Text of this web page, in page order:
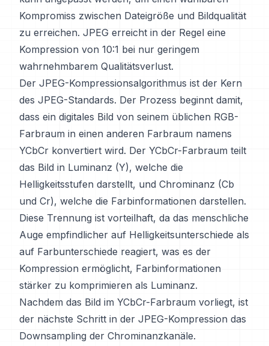
Kompromiss zwischen Dateigröße und Bildqualität
zu erreichen. JPEG erreicht in der Regel eine
Kompression von 10:1 bei nur geringem
wahrnehmbarem Qualitätsverlust.
Der JPEG-Kompressionsalgorithmus ist der Kern
des JPEG-Standards. Der Prozess beginnt damit,
dass ein digitales Bild von seinem üblichen RGB-
Farbraum in einen anderen Farbraum namens
YCbCr konvertiert wird. Der YCbCr-Farbraum teilt
das Bild in Luminanz (Y), welche die
Helligkeitsstufen darstellt, und Chrominanz (Cb
und Cr), welche die Farbinformationen darstellen.
Diese Trennung ist vorteilhaft, da das menschliche
Auge empfindlicher auf Helligkeitsunterschiede als
auf Farbunterschiede reagiert, was es der
Kompression ermöglicht, Farbinformationen
stärker zu komprimieren als Luminanz.
Nachdem das Bild im YCbCr-Farbraum vorliegt, ist
der nächste Schritt in der JPEG-Kompression das
Downsampling der Chrominanzkanäle.